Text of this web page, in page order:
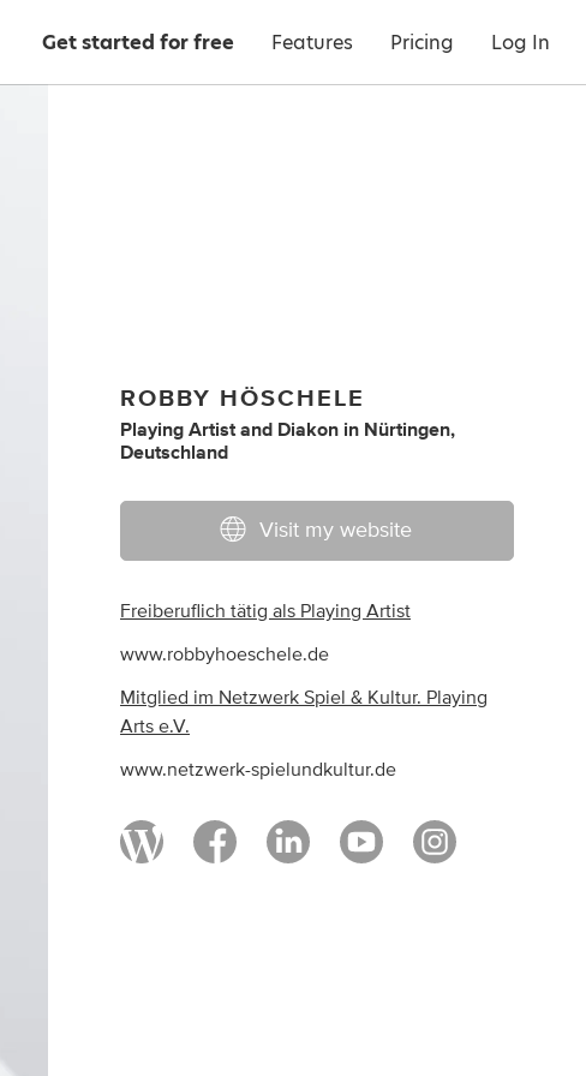
Get started for free Features Pricing Log In
ROBBY HÖSCHELE
Playing Artist and Diakon in Nürtingen,
Deutschland
Visit my website
Freiberuflich tätig als Playing Artist
www.robbyhoeschele.de
Mitglied im Netzwerk Spiel & Kultur. Playing
Arts e.V.
www.netzwerk-spielundkultur.de